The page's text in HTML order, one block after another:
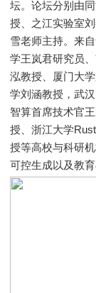
坛。论坛分别由
授、之江实验室
雪老师主持。来
学王岚君研究员
泓教授、厦门大
学刘涵教授，武
智算首席技术官
授、浙江大学
授等高校与科研
可控生成以及教